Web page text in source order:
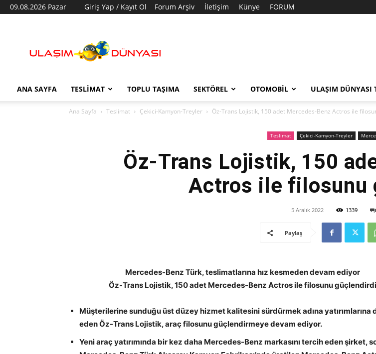
09.08.2026 Pazar Giriş Yap / Kayıt Ol Forum Arşiv İletişim Künye FORUM
Dünyası
ANA SAYFA TESLIMAT TOPLU TAŞIMA SEKTÖREL OTOMOBIL ULAŞIM DÜNYASI
Ana Sayfa Teslimat Çekici-Kamyon-Treyler Öz-Trans Lojistik, 150 adet Mercedes-Benz Actros ile
Teslimat Çekici-Kamyon-Treyler
Öz-Trans Lojistik, 150
Actros ile filosunu
5 Aralık 2022 1339
Paylaş
Mercedes-Benz Türk, teslimatlarına hız kesmeden devam ediyor
Öz-Trans Lojistik, 150 adet Mercedes-Benz Actros ile filosunu güçlendirdi
Müşterilerine sunduğu üst düzey hizmet kalitesini sürdürmek adına yatırımlarına
eden Öz-Trans Lojistik, araç filosunu güçlendirmeye devam ediyor.
Yeni araç yatırımında bir kez daha Mercedes-Benz markasını tercih eden şirket,